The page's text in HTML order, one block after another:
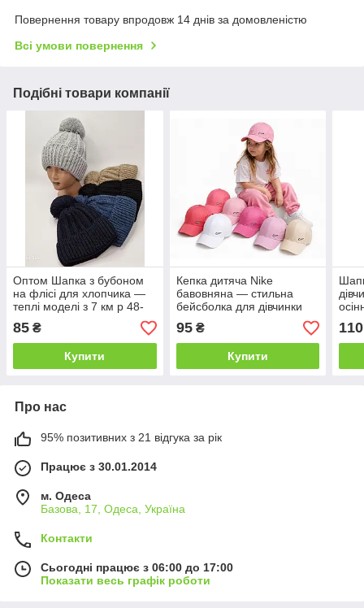
Повернення товару впродовж 14 днів за домовленістю
Всі умови повернення
Подібні товари компанії
Оптом Шапка з бубоном
на флісі для хлопчика —
теплі моделі з 7 км р 48-
50
85 ₴
Купити
Кепка дитяча Nike
бавовняна — стильна
бейсболка для дівчинки
оптом р 54
95₴
Купити
110
Про нас
95% позитивних з 21 відгука за рік
Працює з 30.01.2014
м. Одеса
Базова, 17, Одеса, Україна
Контакти
Сьогодні працює з 06:00 до 17:00
Показати весь графік роботи